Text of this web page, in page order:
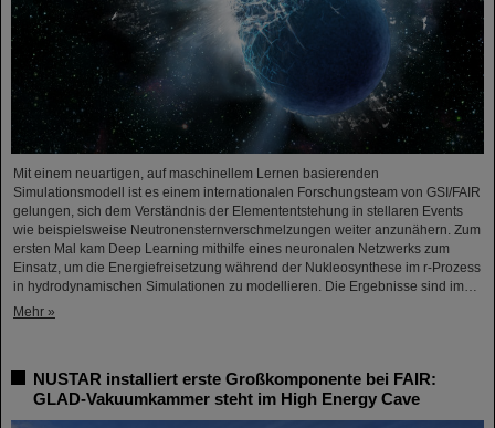
Mit einem neuartigen, auf maschinellem Lernen basierenden
Simulationsmodell ist es einem internationalen Forschungsteam von GSI/FAIR
gelungen, sich dem Verständnis der Elemententstehung in stellaren Events
wie beispielsweise Neutronensternverschmelzungen weiter anzunähern. Zum
ersten Mal kam Deep Learning mithilfe eines neuronalen Netzwerks zum
Einsatz, um die Energiefreisetzung während der Nukleosynthese im r-Prozess
in hydrodynamischen Simulationen zu modellieren. Die Ergebnisse sind im…
Mehr »
NUSTAR installiert erste Großkomponente bei FAIR:
GLAD-Vakuumkammer steht im High Energy Cave